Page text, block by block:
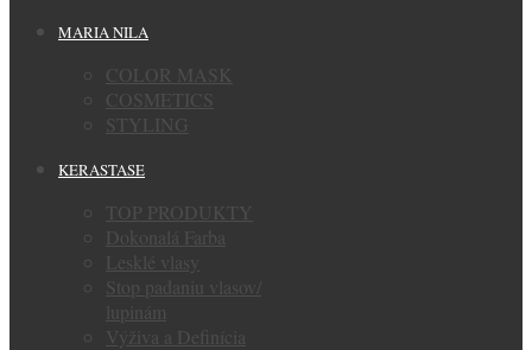
MARIA NILA
COLOR MASK
COSMETICS
STYLING
KERASTASE
TOP PRODUKTY
Dokonalá Farba
Lesklé vlasy
Stop padaniu vlasov/
lupinám
Výživa a Definícia